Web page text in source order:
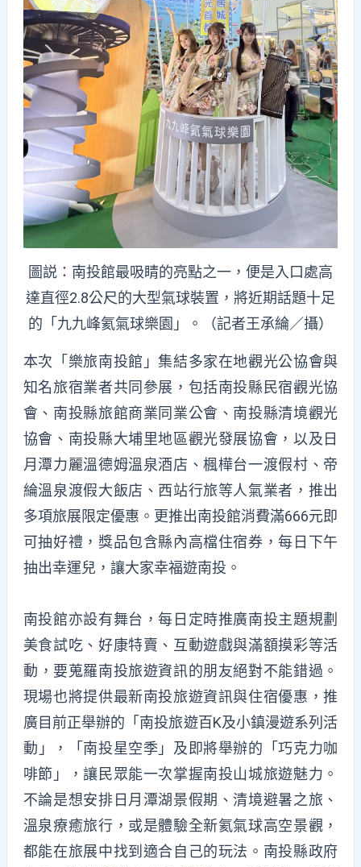
圖説：南投館最吸睛的亮點之一，便是入口處高
達直徑2.8公尺的大型氣球裝置，將近期話題十足
的「九九峰氦氣球樂園」。（記者王承綸／攝）
本次「樂旅南投館」集結多家在地觀光公協會與
知名旅宿業者共同參展，包括南投縣民宿觀光協
會、南投縣旅館商業同業公會、南投縣清境觀光
協會、南投縣大埔里地區觀光發展協會，以及日
月潭力麗溫德姆溫泉酒店、楓樺台一渡假村、帝
綸溫泉渡假大飯店、西站行旅等人氣業者，推出
多項旅展限定優惠。 更推出南投館消費滿666元即
可抽好禮 ， 獎品包含縣內高檔住宿券 ，每日下午
抽出幸運兒 ， 讓大家幸福遊南投 。
南投館亦設有舞台 ，每日定時推廣南投主題規劃
美食試吃、好康特賣、互動遊戲與滿額摸彩等活
動 ， 要蒐羅南投旅遊資訊的朋友絕對不能錯過 。
現場也將提供最新南投旅遊資訊與住宿優惠，推
廣目前正舉辦的「南投旅遊百K及小鎮漫遊系列活
動 」， 「南投星空季 」及即將舉辦的 「巧克力咖
啡節 」，讓民眾能一次掌握南投山城旅遊魅力。
不論是想安排日月潭湖景假期、清境避暑之旅、
溫泉療癒旅行，或是體驗全新氦氣球高空景觀，
都能在旅展中找到適合自己的玩法。 南投縣政府